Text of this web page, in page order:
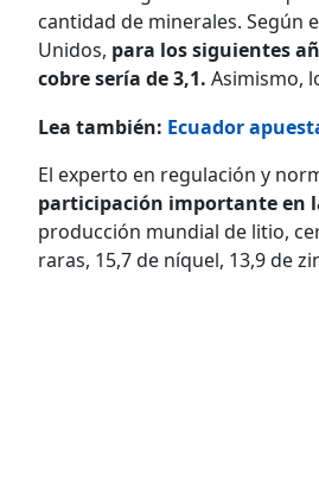
cantidad de minerales. Según
Unidos, para los siguientes
cobre sería de 3,1. Asimismo,
Lea también: Ecuador
El experto en regulación y
participación importante en
producción mundial de litio,
raras, 15,7 de níquel, 13,9 de